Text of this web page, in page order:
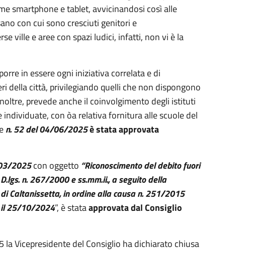
smartphone e tablet, avvicinandosi così alle
con cui sono cresciuti genitori e
ville e aree con spazi ludici, infatti, non vi è la
in essere ogni iniziativa correlata e di
della città, privilegiando quelli che non dispongono
prevede anche il coinvolgimento degli istituti
individuate, con òa relativa fornitura alle scuole del
n. 52 del 04/06/2025è stataapprovata
2025con oggetto “Riconoscimento del debito fuori
n. 267/2000 e ss.mm.ii., a seguito della
Caltanissetta, in ordine alla causa n. 251/2015
il 25/10/2024”, è stataapprovata dal Consiglio
Vicepresidente del Consiglio ha dichiarato chiusa